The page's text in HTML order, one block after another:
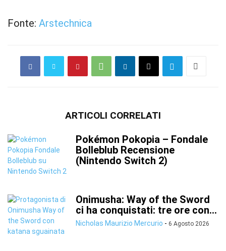
Fonte: Arstechnica
ARTICOLI CORRELATI
Pokémon Pokopia – Fondale
Bolleblub Recensione
(Nintendo Switch 2)
Onimusha: Way of the Sword
ci ha conquistati: tre ore con...
Nicholas Maurizio Mercurio - 6 Agosto 2026